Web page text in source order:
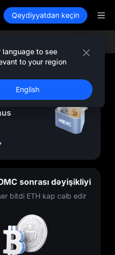
Market Subscription on Aug 10
lock-up expiry
Market Subscription on Aug 10
lock-up expiry
Qeydiyyatdan keçin
language to see
to your region
English
ən aşağı ticarət
Keçin
USDT -ə
sonrası dəyişikliyi
bitdi ETH kap cəlb edir